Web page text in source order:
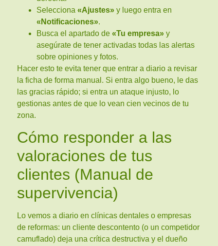
Selecciona «Ajustes» y luego entra en
«Notificaciones».
Busca el apartado de «Tu empresa» y
asegúrate de tener activadas todas las alertas
sobre opiniones y fotos.
Hacer esto te evita tener que entrar a diario a revisar
la ficha de forma manual. Si entra algo bueno, le das
las gracias rápido; si entra un ataque injusto, lo
gestionas antes de que lo vean cien vecinos de tu
zona.
Cómo responder a las
valoraciones de tus
clientes (Manual de
supervivencia)
Lo vemos a diario en clínicas dentales o empresas
de reformas: un cliente descontento (o un competidor
camuflado) deja una crítica destructiva y el dueño